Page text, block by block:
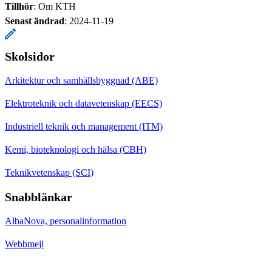
Tillhör: Om KTH
Senast ändrad: 2024-11-19
Skolsidor
Arkitektur och samhällsbyggnad (ABE)
Elektroteknik och datavetenskap (EECS)
Industriell teknik och management (ITM)
Kemi, bioteknologi och hälsa (CBH)
Teknikvetenskap (SCI)
Snabblänkar
AlbaNova, personalinformation
Webbmejl